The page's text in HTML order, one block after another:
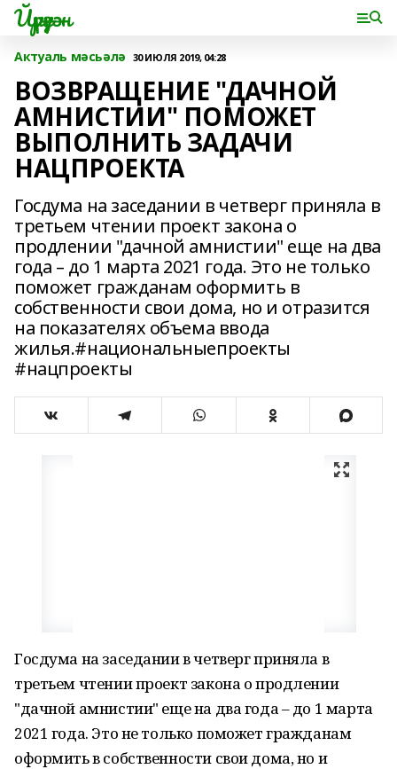
Йүрүҙән
Актуаль мәсьәлә 30 ИЮЛЯ 2019, 04:28
ВОЗВРАЩЕНИЕ "ДАЧНОЙ
АМНИСТИИ" ПОМОЖЕТ
ВЫПОЛНИТЬ ЗАДАЧИ
НАЦПРОЕКТА
Госдума на заседании в четверг приняла в
третьем чтении проект закона о
продлении "дачной амнистии" еще на два
года – до 1 марта 2021 года. Это не только
поможет гражданам оформить в
собственности свои дома, но и отразится
на показателях объема ввода
жилья.#национальныепроекты
#нацпроекты
Госдума на заседании в четверг приняла в
третьем чтении проект закона о продлении
"дачной амнистии" еще на два года – до 1 марта
2021 года. Это не только поможет гражданам
оформить в собственности свои дома, но и